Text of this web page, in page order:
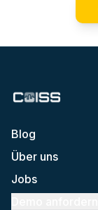
Blog
Über uns
Jobs